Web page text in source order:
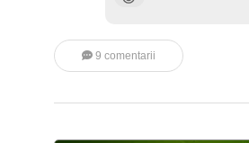
9 comentarii